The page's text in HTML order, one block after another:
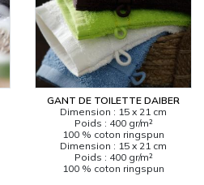
GANT DE TOILETTE DAIBER
Dimension : 15 x 21 cm
Poids : 400 gr/m²
100 % coton ringspun
Dimension : 15 x 21 cm
Poids : 400 gr/m²
100 % coton ringspun